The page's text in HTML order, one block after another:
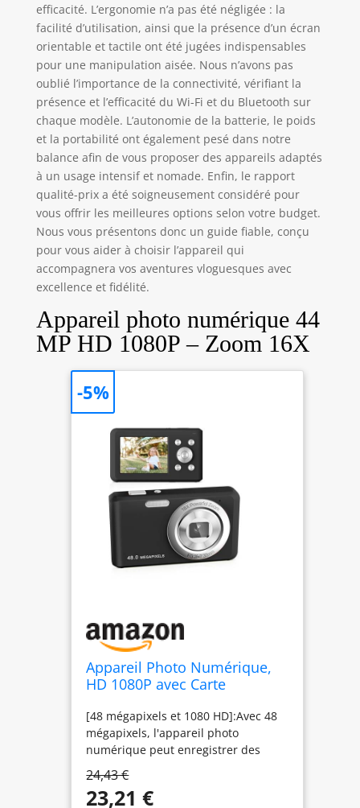
efficacité. L’ergonomie n’a pas été négligée : la
facilité d’utilisation, ainsi que la présence d’un écran
orientable et tactile ont été jugées indispensables
pour une manipulation aisée. Nous n’avons pas
oublié l’importance de la connectivité, vérifiant la
présence et l’efficacité du Wi-Fi et du Bluetooth sur
chaque modèle. L’autonomie de la batterie, le poids
et la portabilité ont également pesé dans notre
balance afin de vous proposer des appareils adaptés
à un usage intensif et nomade. Enfin, le rapport
qualité-prix a été soigneusement considéré pour
vous offrir les meilleures options selon votre budget.
Nous vous présentons donc un guide fiable, conçu
pour vous aider à choisir l’appareil qui
accompagnera vos aventures vloguesques avec
excellence et fidélité.
Appareil photo numérique 44
MP HD 1080P – Zoom 16X
Appareil Photo Numérique,
HD 1080P avec Carte
Photo 48 Mégapixels, écran
LCD 2,4 Pouces, Zoom
Numérique 16x pour Les
Enfants, Les Filles, Les
Adolescents(Noir)
[48 mégapixels et 1080 HD]:Avec 48
mégapixels, l'appareil photo
numérique peut enregistrer des
numérique 16x et un écran de 2,4
pouces, vous pouvez capturer les
24,43 €
23,21 €
-5%